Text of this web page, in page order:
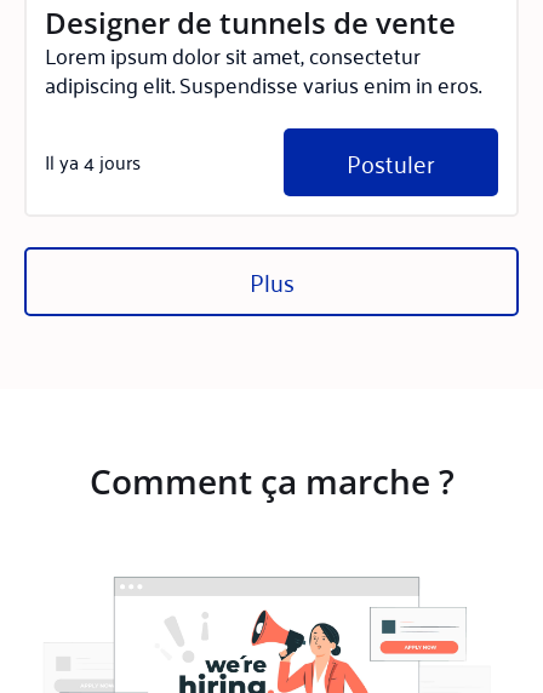
Designer de tunnels de vente
Lorem ipsum dolor sit amet, consectetur
adipiscing elit. Suspendisse varius enim in eros.
Il ya 4 jours Postuler
Plus
Comment ça marche ?